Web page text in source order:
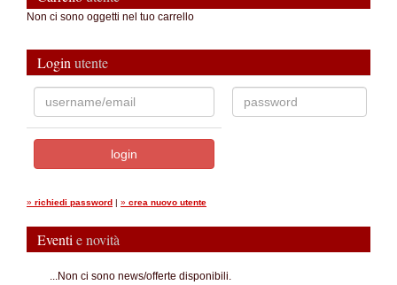
Non ci sono oggetti nel tuo carrello
Login utente
» richiedi password | » crea nuovo utente
Eventi e novità
...Non ci sono news/offerte disponibili.